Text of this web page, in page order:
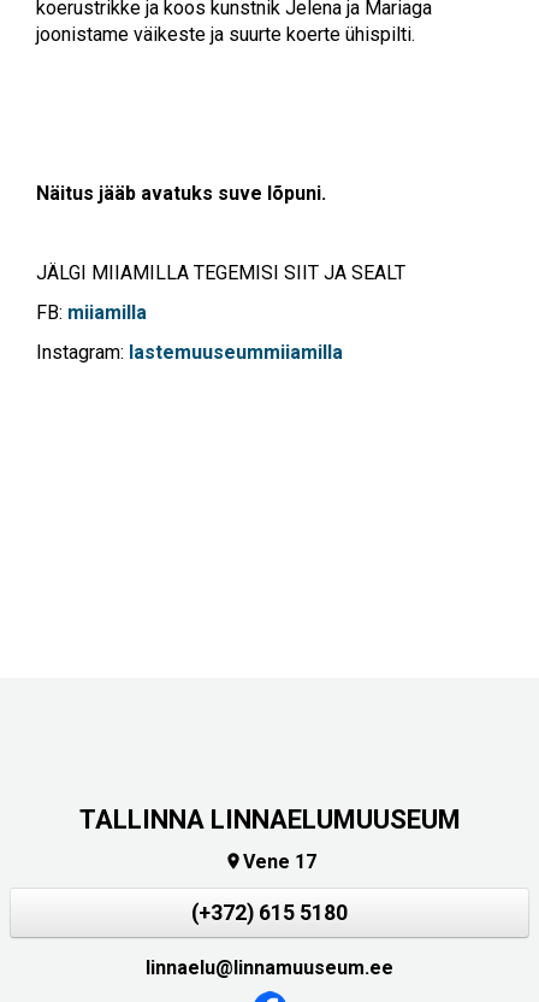
koerustrikke ja koos kunstnik Jelena ja Mariaga
joonistame väikeste ja suurte koerte ühispilti.
Näitus jääb avatuks suve lõpuni.
JÄLGI MIIAMILLA TEGEMISI SIIT JA SEALT
FB: miiamilla
Instagram: lastemuuseummiiamilla
TALLINNA LINNAELUMUUSEUM
Vene 17
(+372) 615 5180
linnaelu@linnamuuseum.ee